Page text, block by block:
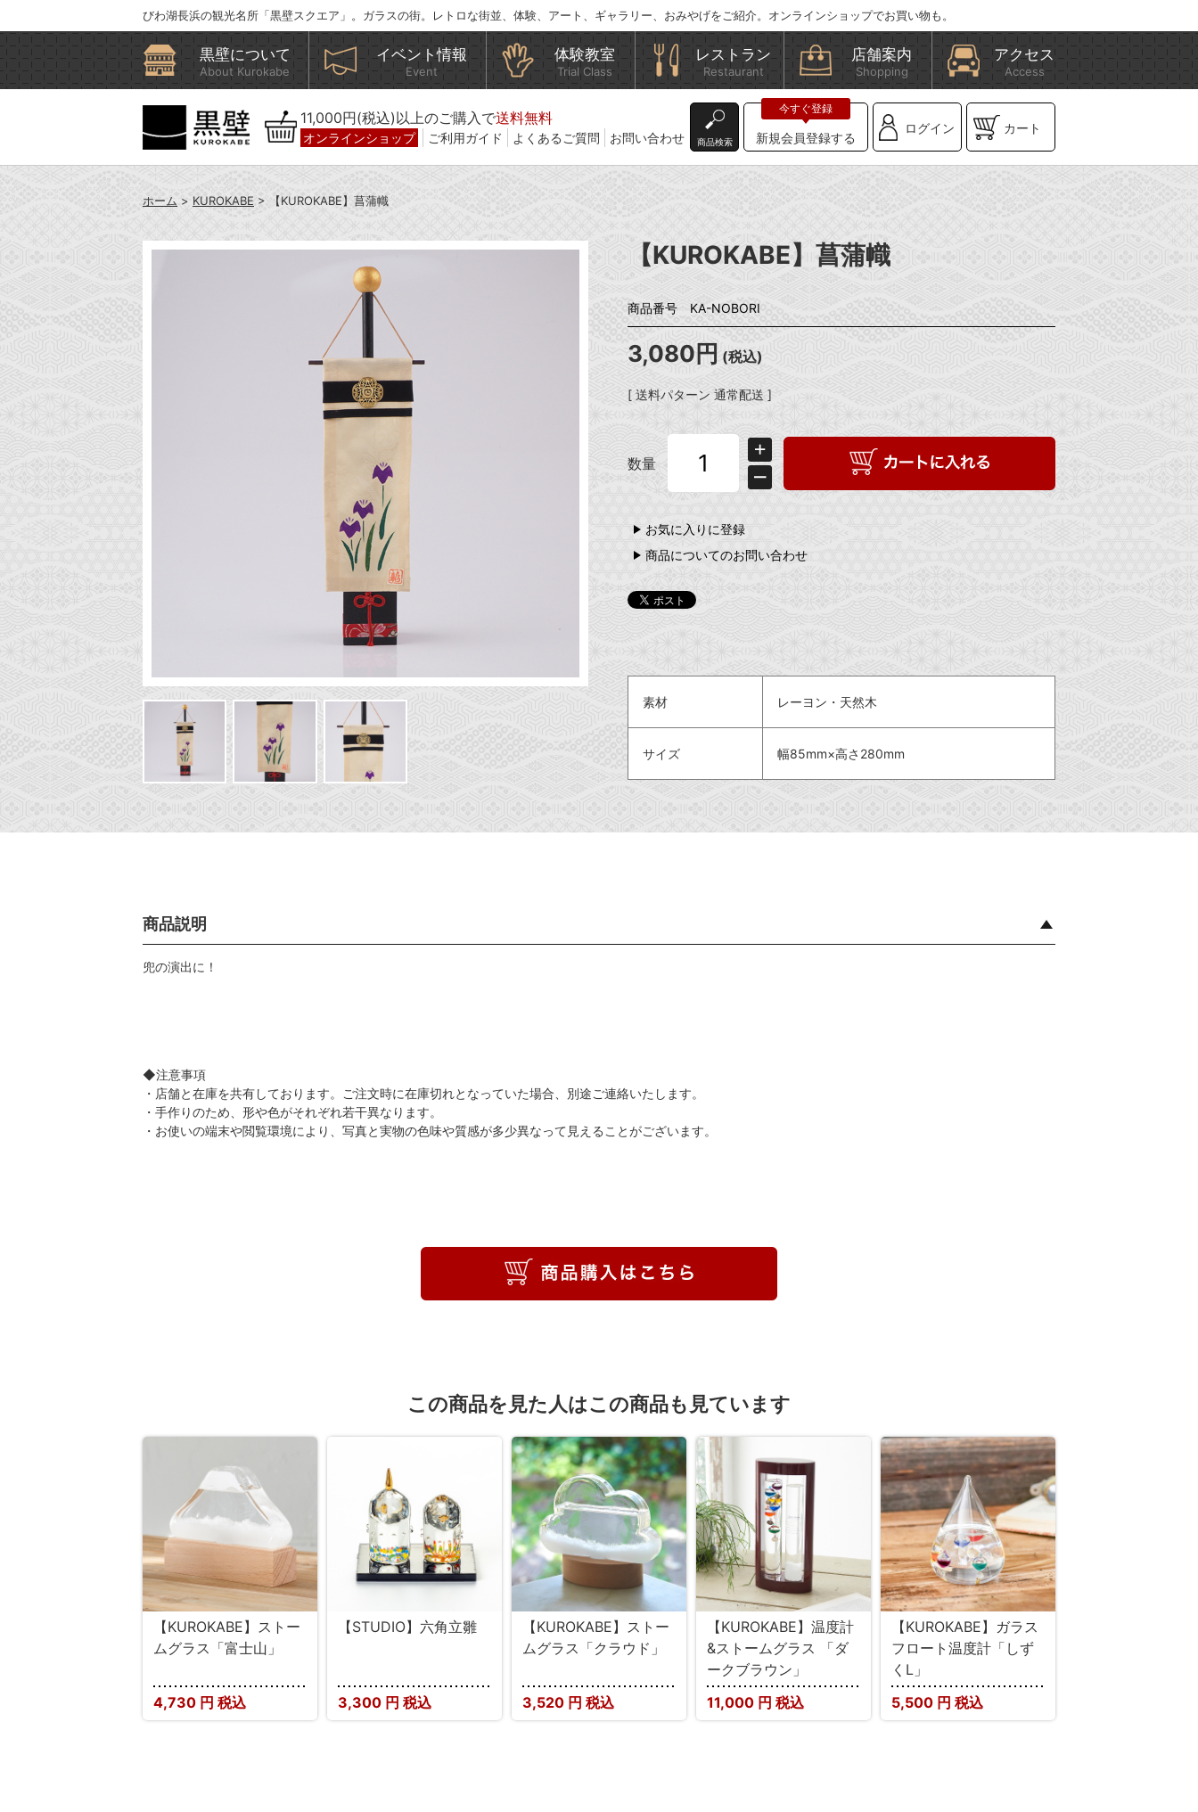
びわ湖長浜の観光名所「黒壁スクエア」。ガラスの街。レトロな街並、体験、アート、ギャラリー、おみやげをご紹介。オンラインショップでお買い物も。
黒壁について
About Kurokabe
イベント情報
Event
体験教室
Trial Class
レストラン
Restaurant
店舗案内
Shopping
アクセス
Access
11,000円(税込)以上のご購入で送料無料
オンラインショップ ご利用ガイド よくあるご質問 お問い合わせ 商品検索 新規会員登録する
ログイン カート
ホーム > KUROKABE > 【KUROKABE】菖蒲幟
【KUROKABE】菖蒲幟
商品番号 KA-NOBORI
3,080円 (税込)
[ 送料パターン 通常配送 ]
数量
お気に入りに登録
商品についてのお問い合わせ
素材 レーヨン・天然木
サイズ 幅85mm×高さ280mm
商品説明
兜の演出に！
◆注意事項
・店舗と在庫を共有しております。ご注文時に在庫切れとなっていた場合、別途ご連絡いたします。
・手作りのため、形や色がそれぞれ若干異なります。
・お使いの端末や閲覧環境により、写真と実物の色味や質感が多少異なって見えることがございます。
この商品を見た人はこの商品も見ています
【KUROKABE】ストー
ムグラス「富士山」
4,730 円 税込
【STUDIO】六角立雛
3,300 円 税込
【KUROKABE】ストー
ムグラス「クラウド」
3,520 円 税込
【KUROKABE】温度計
&ストームグラス 「ダ
ークブラウン」
11,000 円 税込
【KUROKABE】ガラス
フロート温度計「しず
くL」
5,500 円 税込